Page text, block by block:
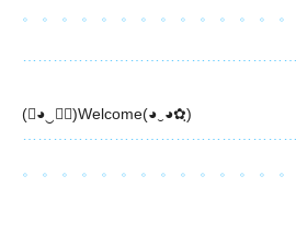
。 。 。 。 。 。 。 。 。 。 。 。 。 。
(❀◕‿◕ฺ)Welcome(◕‿◕✿ฺ)
。 。 。 。 。 。 。 。 。 。 。 。 。 。